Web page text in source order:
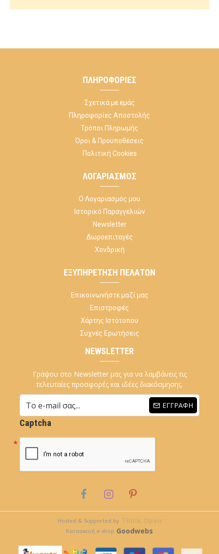
ΠΛΗΡΟΦΟΡΊΕΣ
Σχετικά με εμάς
Πληροφορίες Αποστολής
Τρόποι Πληρωμής
Όροι & Προϋποθέσεις
Πολιτική Cookies
ΛΟΓΑΡΙΑΣΜΌΣ
Ο Λογαριασμός μου
Ιστορικό Παραγγελιών
Newsletter
Δωροεπιταγές
Χονδρική
ΕΞΥΠΗΡΈΤΗΣΗ ΠΕΛΑΤΏΝ
Επικοινωνήστε μαζί μας
Επιστροφές
Χάρτης Ιστότοπου
Συχνές Ερωτήσεις
NEWSLETTER
Γράψου στο Newsletter μας για να λαμβάνεις τις
τελευταίες προσφορές και ιδέες διακόσμησης.
ΕΓΓΡΑΦΉ
Captcha
Hosted & Supported by
Κατασκευή e-shop Goodwebs